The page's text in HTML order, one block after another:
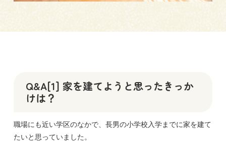
Q&A[1] 家を建てようと思ったきっか
けは？
職場にも近い学区のなかで、長男の小学校入学までに家を建て
たいと思っていました。